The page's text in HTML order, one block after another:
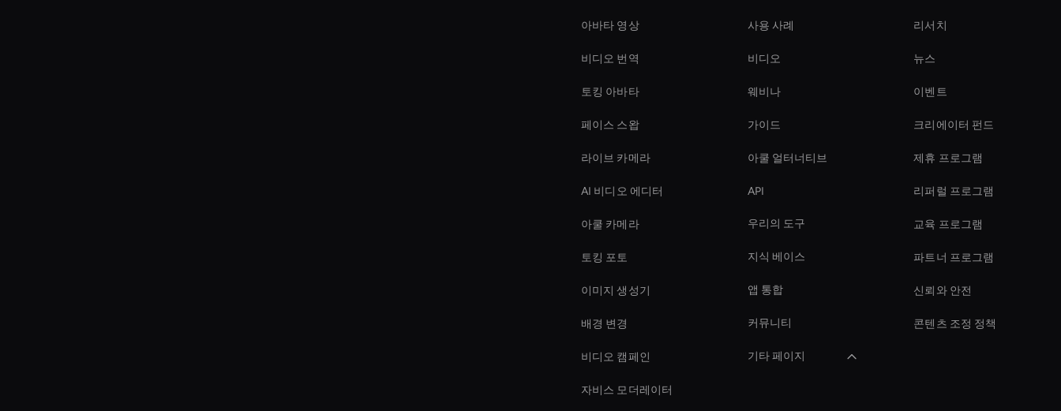
아바타 영상
비디오 번역
토킹 아바타
페이스 스왑
라이브 카메라
AI 비디오 에디터
아쿨 카메라
토킹 포토
이미지 생성기
배경 변경
비디오 캠페인
자비스 모더레이터
사용 사례
비디오
웨비나
가이드
아쿨 얼터너티브
API
우리의 도구
지식 베이스
앱 통합
커뮤니티
기타 페이지
리서치
뉴스
이벤트
크리에이터 펀드
제휴 프로그램
리퍼럴 프로그램
교육 프로그램
파트너 프로그램
신뢰와 안전
콘텐츠 조정 정책